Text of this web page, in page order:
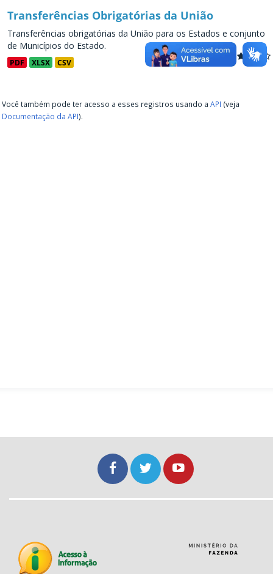
Transferências Obrigatórias da União
Transferências obrigatórias da União para os Estados e conjunto
de Municípios do Estado.
PDF XLSX CSV
Você também pode ter acesso a esses registros usando a API (veja
Documentação da API).